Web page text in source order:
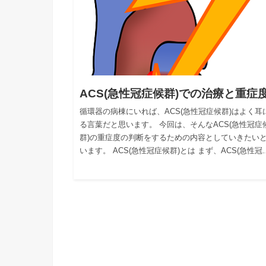
ACS(急性冠症候群)での治療と重症
循環器の病棟にいれば、ACS(急性冠症候群)はよく耳
る言葉だと思います。 今回は、そんなACS(急性冠症
群)の重症度の判断をするための内容としていきたい
います。 ACS(急性冠症候群)とは まず、ACS(急性冠…